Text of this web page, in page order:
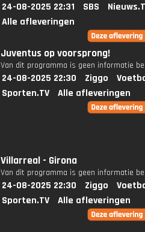
24-08-2025 22:31 SBS
Alle afleveringen
Juventus op voorsprong!
Van dit programma is geen informatie
24-08-2025 22:30 Ziggo
Sporten.TV
Alle afleveringen
Villarreal - Girona
Van dit programma is geen informatie
24-08-2025 22:30 Ziggo
Sporten.TV
Alle afleveringen